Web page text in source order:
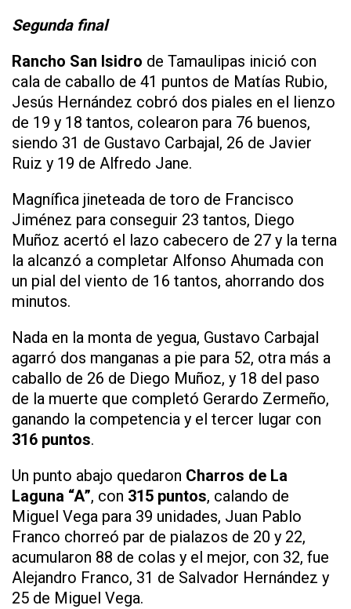
Segunda final
Rancho San Isidro de Tamaulipas inició con
cala de caballo de 41 puntos de Matías Rubio,
Jesús Hernández cobró dos piales en el lienzo
de 19 y 18 tantos, colearon para 76 buenos,
siendo 31 de Gustavo Carbajal, 26 de Javier
Ruiz y 19 de Alfredo Jane.
Magnífica jineteada de toro de Francisco
Jiménez para conseguir 23 tantos, Diego
Muñoz acertó el lazo cabecero de 27 y la terna
la alcanzó a completar Alfonso Ahumada con
un pial del viento de 16 tantos, ahorrando dos
minutos.
Nada en la monta de yegua, Gustavo Carbajal
agarró dos manganas a pie para 52, otra más a
caballo de 26 de Diego Muñoz, y 18 del paso
de la muerte que completó Gerardo Zermeño,
ganando la competencia y el tercer lugar con
316 puntos.
Un punto abajo quedaron Charros de La
Laguna “A”, con 315 puntos, calando de
Miguel Vega para 39 unidades, Juan Pablo
Franco chorreó par de pialazos de 20 y 22,
acumularon 88 de colas y el mejor, con 32, fue
Alejandro Franco, 31 de Salvador Hernández y
25 de Miguel Vega.